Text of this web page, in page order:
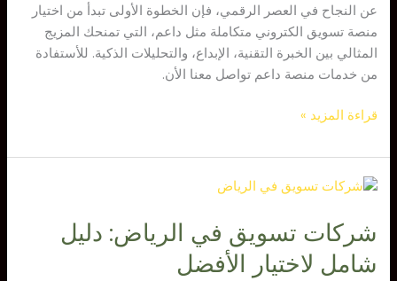
عن النجاح في العصر الرقمي، فإن الخطوة الأولى تبدأ من اختيار
منصة تسويق الكتروني متكاملة مثل داعم، التي تمنحك المزيج
المثالي بين الخبرة التقنية، الإبداع، والتحليلات الذكية. للأستفادة
من خدمات منصة داعم تواصل معنا الأن.
قراءة المزيد »
شركات تسويق في الرياض: دليل
شامل لاختيار الأفضل
شركات
في
الرياض:
دليل